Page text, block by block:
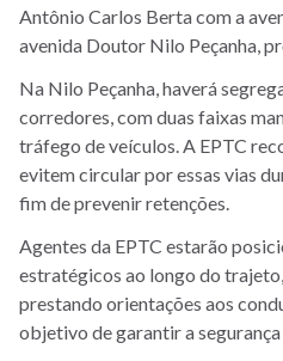
Antônio Carlos Berta com a
avenida Doutor Nilo Peçanha,
Na Nilo Peçanha, haverá
corredores, com duas faixas
tráfego de veículos. A EPTC
evitem circular por essas vias
fim de prevenir retenções.
Agentes da EPTC estarão
estratégicos ao longo do
prestando orientações aos
objetivo de garantir a